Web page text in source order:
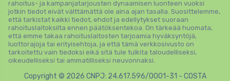
rahoitus- ja kampanjatarjousten dynaamisen luonteen vuoksi
jotkin tiedot eivät välttämättä ole aina ajan tasalla. Suosittelemme,
että tarkistat kaikki tiedot, ehdot ja edellytykset suoraan
rahoituslaitoksilta ennen päätöksentekoa. On tärkeää huomata,
että emme takaa rahoituslaitosten tarjoamia hyväksyntöjä,
luottorajoja tai erityisehtoja, ja että tämä verkkosivusto on
tarkoitettu vain tiedoksi eikä sitä tule tulkita taloudelliseksi,
oikeudelliseksi tai ammatilliseksi neuvonnaksi.
Copyright © 2026 CNPJ: 24.617.596/0001-31 - COSTA